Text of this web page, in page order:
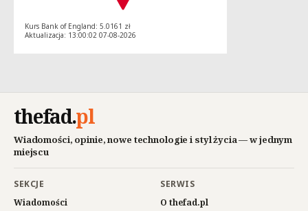
Kurs Bank of England: 5.0161 zł
Aktualizacja: 13:00:02 07-08-2026
thefad.pl
Wiadomości, opinie, nowe technologie i styl życia — w jednym
miejscu
SEKCJE
Wiadomości
SERWIS
O thefad.pl